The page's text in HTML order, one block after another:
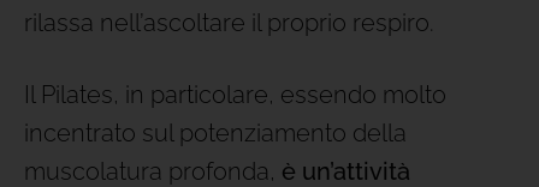
rilassa nell’ascoltare il proprio respiro.
Il Pilates, in particolare, essendo molto
incentrato sul potenziamento della
muscolatura profonda, è un’attività